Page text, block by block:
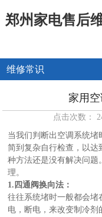
郑州家电售后
维修常识
家用
点击次数：
当我们判断出空调系统
简到复杂自行检查，以达
种方法还是没有解决问题
理。
1.四通阀换向法：
往往系统堵时一般都会堵
电，断电，来改变制冷剂